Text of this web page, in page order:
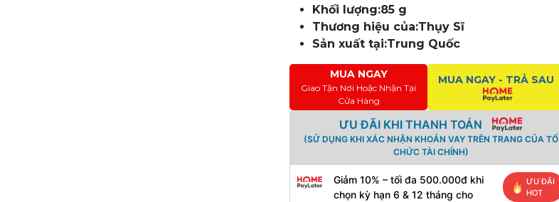
Khối lượng:85 g
Thương hiệu của:Thụy Sĩ
Sản xuất tại:Trung Quốc
MUA NGAY
Giao Tận Nơi Hoặc Nhận Tại
Cửa Hàng
MUA NGAY - TRẢ SAU
ƯU ĐÃI KHI THANH TOÁN
(SỬ DỤNG KHI XÁC NHẬN KHOẢN VAY TRÊN TRANG CỦA TỔ
CHỨC TÀI CHÍNH)
Giảm 10% – tối đa 500.000đ khi
chọn kỳ hạn 6 & 12 tháng cho
ƯU ĐÃI
HOT